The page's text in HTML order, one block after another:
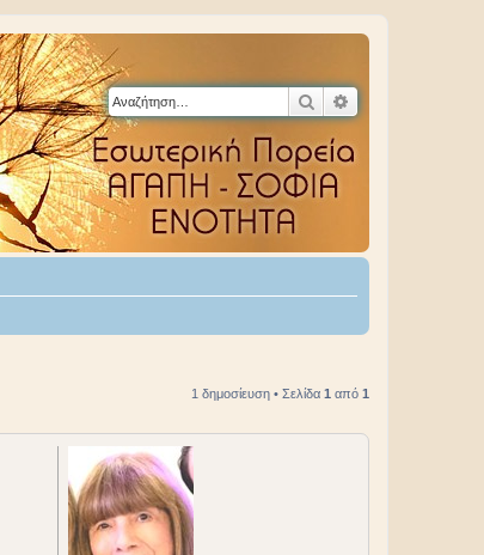
Αναζήτηση
1 δημοσίευση • Σελίδα 1 από 1